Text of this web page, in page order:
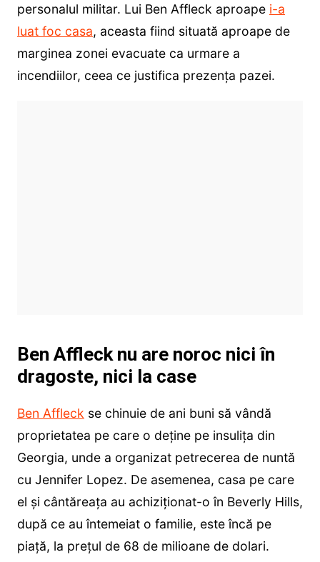
personalul militar. Lui Ben Affleck aproape i-a
luat foc casa, aceasta fiind situată aproape de
marginea zonei evacuate ca urmare a
incendiilor, ceea ce justifica prezența pazei.
Ben Affleck nu are noroc nici în
dragoste, nici la case
Ben Affleck se chinuie de ani buni să vândă
proprietatea pe care o deține pe insulița din
Georgia, unde a organizat petrecerea de nuntă
cu Jennifer Lopez. De asemenea, casa pe care
el și cântăreața au achiziționat-o în Beverly Hills,
după ce au întemeiat o familie, este încă pe
piață, la prețul de 68 de milioane de dolari.